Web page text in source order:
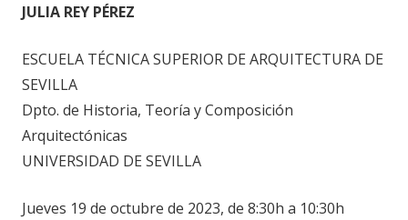
JULIA REY PÉREZ
ESCUELA TÉCNICA SUPERIOR DE ARQUITECTURA DE
SEVILLA
Dpto. de Historia, Teoría y Composición
Arquitectónicas
UNIVERSIDAD DE SEVILLA
Jueves 19 de octubre de 2023, de 8:30h a 10:30h